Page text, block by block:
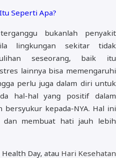
Seperti Apa?
bukanlah penyakit
lingkungan sekitar tidak
seseorang, baik itu
lainnya bisa memengaruhi
perlu juga dalam diri untuk
hal-hal yang positif dalam
bersyukur kepada-NYA. Hal ini
dan membuat hati jauh lebih
Day, atau Hari Kesehatan